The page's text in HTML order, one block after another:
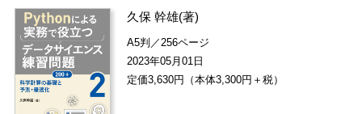
久保 幹雄(著)
A5判／256ページ
2023年05月01日
定価3,630円（本体3,300円＋税）